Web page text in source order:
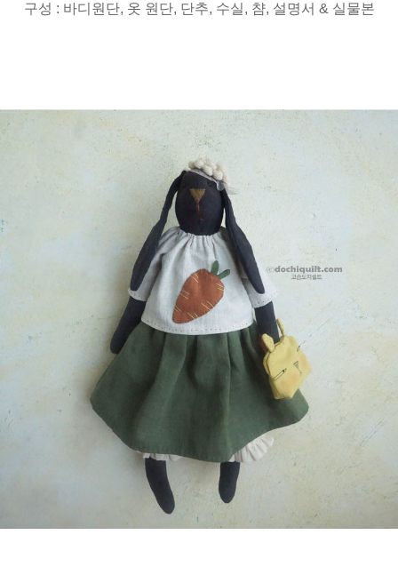
구성 : 바디원단, 옷 원단, 단추, 수실, 챰, 설명서 & 실물본